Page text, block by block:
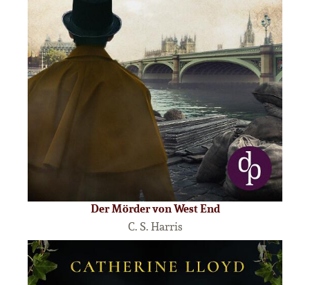
Der Mörder von West End
C. S. Harris